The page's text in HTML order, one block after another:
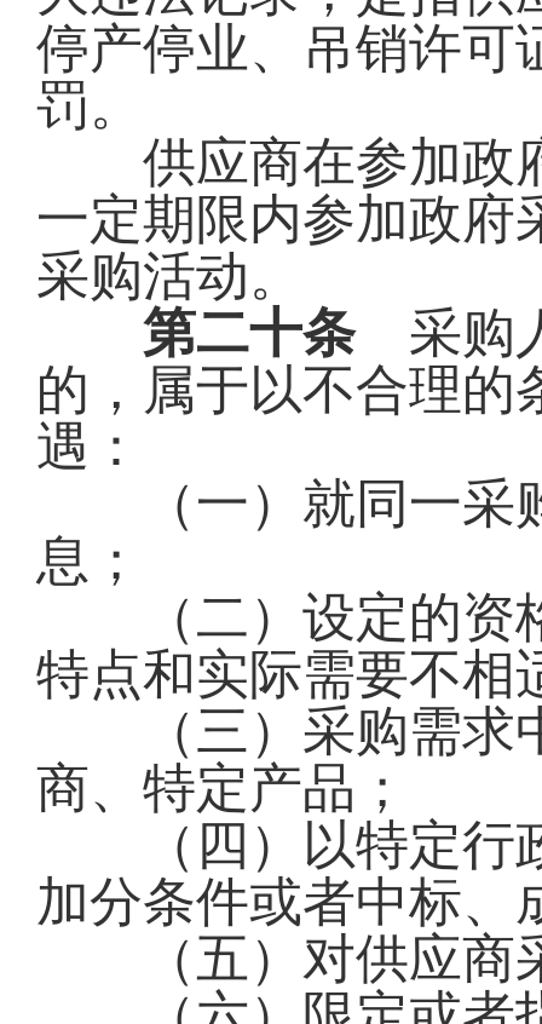
停产停业、吊销许可
罚。
供应商在参加政
一定期限内参加政府
采购活动。
第二十条采购人
的，属于以不合理的
遇：
（一）就同一采购
息；
（二）设定的资格
特点和实际需要不相
（三）采购需求中
商、特定产品；
（四）以特定行政
加分条件或者中标、
（五）对供应商采